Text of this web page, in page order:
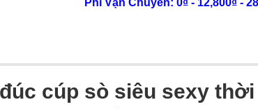
cúp sò siêu sexy